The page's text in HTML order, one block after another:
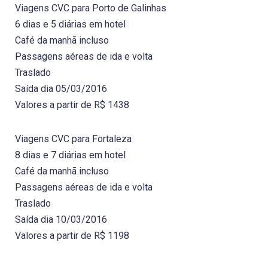
Viagens CVC para Porto de Galinhas
6 dias e 5 diárias em hotel
Café da manhã incluso
Passagens aéreas de ida e volta
Traslado
Saída dia 05/03/2016
Valores a partir de R$ 1438
Viagens CVC para Fortaleza
8 dias e 7 diárias em hotel
Café da manhã incluso
Passagens aéreas de ida e volta
Traslado
Saída dia 10/03/2016
Valores a partir de R$ 1198